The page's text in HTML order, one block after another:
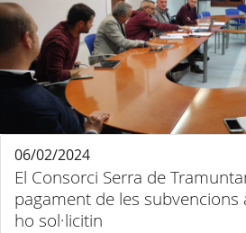
El Consorci Serra de
pagament de les subvencions
ho sol·licitin
06/02/2024